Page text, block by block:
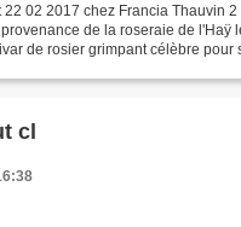
02 2017 chez Francia Thauvin 2
de la roseraie de l'Haÿ
de rosier grimpant célèbre pour
cl